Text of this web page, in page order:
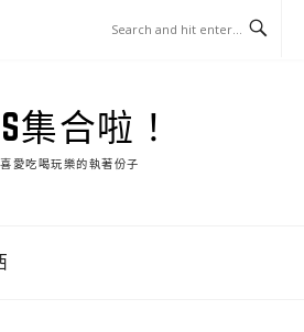
集合啦！
愛吃喝玩樂的執著份子